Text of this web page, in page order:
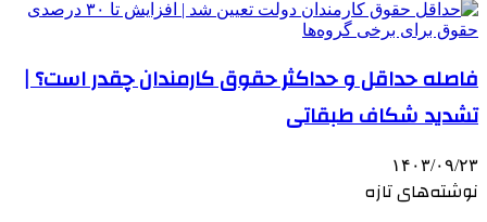
فاصله حداقل‌ و حداکثر حقوق کارمندان چقدر است؟ |
تشدید شکاف طبقاتی
۱۴۰۳/۰۹/۲۳
نوشته‌های تازه